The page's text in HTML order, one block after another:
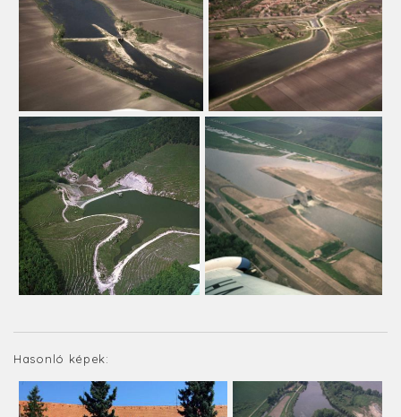
Hasonló képek: